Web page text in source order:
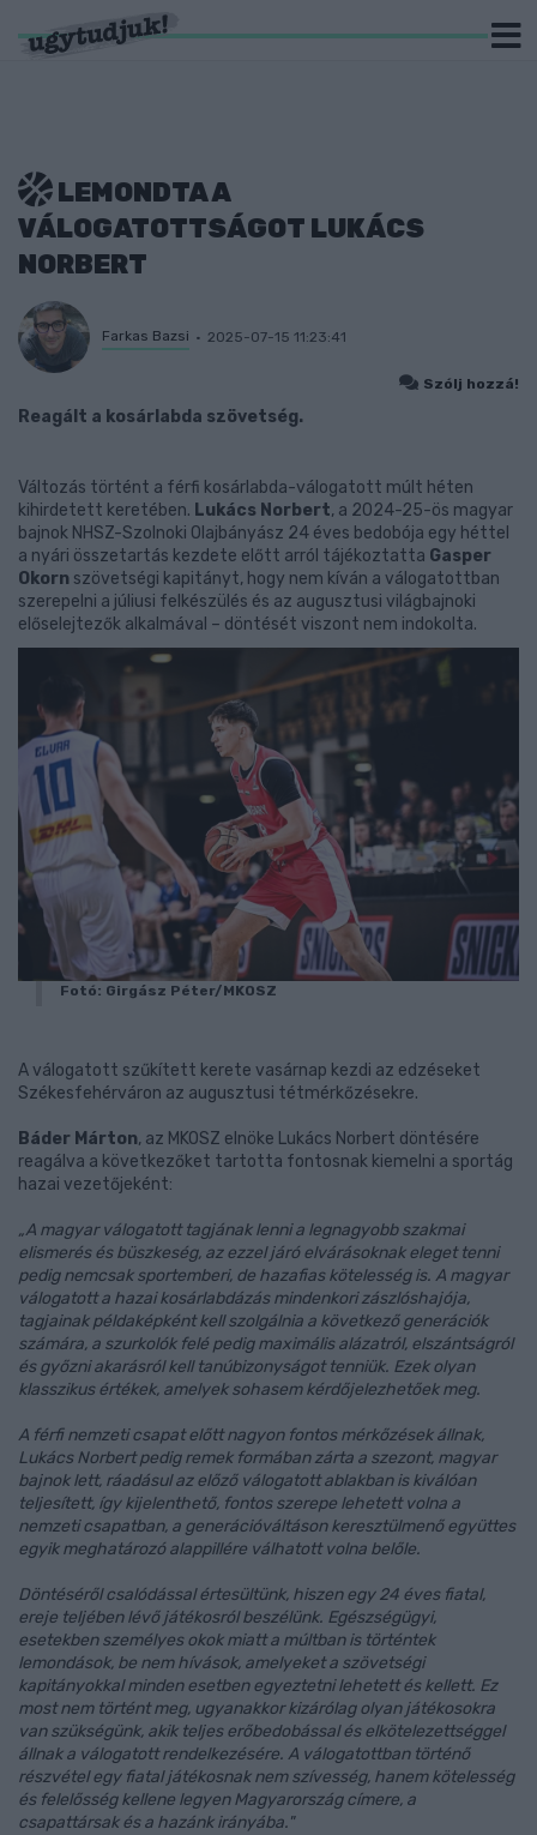
LEMONDTA A
VÁLOGATOTTSÁGOT LUKÁCS
NORBERT
Farkas Bazsi 2025-07-15 11:23:41
Szólj hozzá!
Reagált a kosárlabda szövetség.
Változás történt a férfi kosárlabda-válogatott múlt héten
kihirdetett keretében. Lukács Norbert, a 2024-25-ös magyar
bajnok NHSZ-Szolnoki Olajbányász 24 éves bedobója egy héttel
a nyári összetartás kezdete előtt arról tájékoztatta Gasper
Okorn szövetségi kapitányt, hogy nem kíván a válogatottban
szerepelni a júliusi felkészülés és az augusztusi világbajnoki
előselejtezők alkalmával – döntését viszont nem indokolta.
Fotó: Girgász Péter/MKOSZ
A válogatott szűkített kerete vasárnap kezdi az edzéseket
Székesfehérváron az augusztusi tétmérkőzésekre.
Báder Márton, az MKOSZ elnöke Lukács Norbert döntésére
reagálva a következőket tartotta fontosnak kiemelni a sportág
hazai vezetőjeként:
„A magyar válogatott tagjának lenni a legnagyobb szakmai
elismerés és büszkeség, az ezzel járó elvárásoknak eleget tenni
pedig nemcsak sportemberi, de hazafias kötelesség is. A magyar
válogatott a hazai kosárlabdázás mindenkori zászlóshajója,
tagjainak példaképként kell szolgálnia a következő generációk
számára, a szurkolók felé pedig maximális alázatról, elszántságról
és győzni akarásról kell tanúbizonyságot tenniük. Ezek olyan
klasszikus értékek, amelyek sohasem kérdőjelezhetőek meg.
A férfi nemzeti csapat előtt nagyon fontos mérkőzések állnak,
Lukács Norbert pedig remek formában zárta a szezont, magyar
bajnok lett, ráadásul az előző válogatott ablakban is kiválóan
teljesített, így kijelenthető, fontos szerepe lehetett volna a
nemzeti csapatban, a generációváltáson keresztülmenő együttes
egyik meghatározó alappillére válhatott volna belőle.
Döntéséről csalódással értesültünk, hiszen egy 24 éves fiatal,
ereje teljében lévő játékosról beszélünk. Egészségügyi,
esetekben személyes okok miatt a múltban is történtek
lemondások, be nem hívások, amelyeket a szövetségi
kapitányokkal minden esetben egyeztetni lehetett és kellett. Ez
most nem történt meg, ugyanakkor kizárólag olyan játékosokra
van szükségünk, akik teljes erőbedobással és elkötelezettséggel
állnak a válogatott rendelkezésére. A válogatottban történő
részvétel egy fiatal játékosnak nem szívesség, hanem kötelesség
és felelősség kellene legyen Magyarország címere, a
csapattársak és a hazánk irányába."